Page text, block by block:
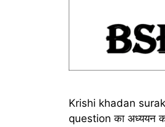
Krishi khadan
question का अध्‍ययन